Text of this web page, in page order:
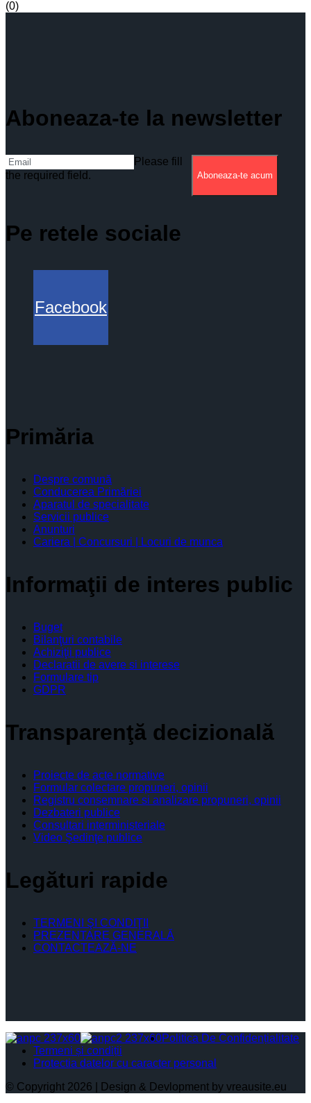
(0)
Aboneaza-te la newsletter
Please fill
the required field.
Aboneaza-te acum
Pe retele sociale
Facebook
Primăria
Despre comună
Conducerea Primăriei
Aparatul de specialitate
Servicii publice
Anunturi
Cariera | Concursuri | Locuri de munca
Informaţii de interes public
Buget
Bilanţuri contabile
Achiziţii publice
Declaratii de avere si interese
Formulare tip
GDPR
Transparenţă decizională
Proiecte de acte normative
Formular colectare propuneri, opinii
Registru consemnare si analizare propuneri, opinii
Dezbateri publice
Consultari interministeriale
Video Şedinţe publice
Legături rapide
TERMENI ŞI CONDIŢII
PREZENTARE GENERALĂ
CONTACTEAZĂ-NE
Politica De Confidențialitate
Termeni și condiții
Protectia datelor cu caracter personal
© Copyright 2026 | Design & Devlopment by vreausite.eu